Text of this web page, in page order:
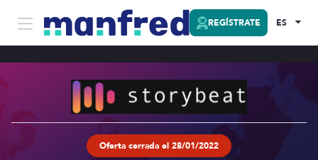
REGÍSTRATE ES
Oferta cerrada el 28/01/2022